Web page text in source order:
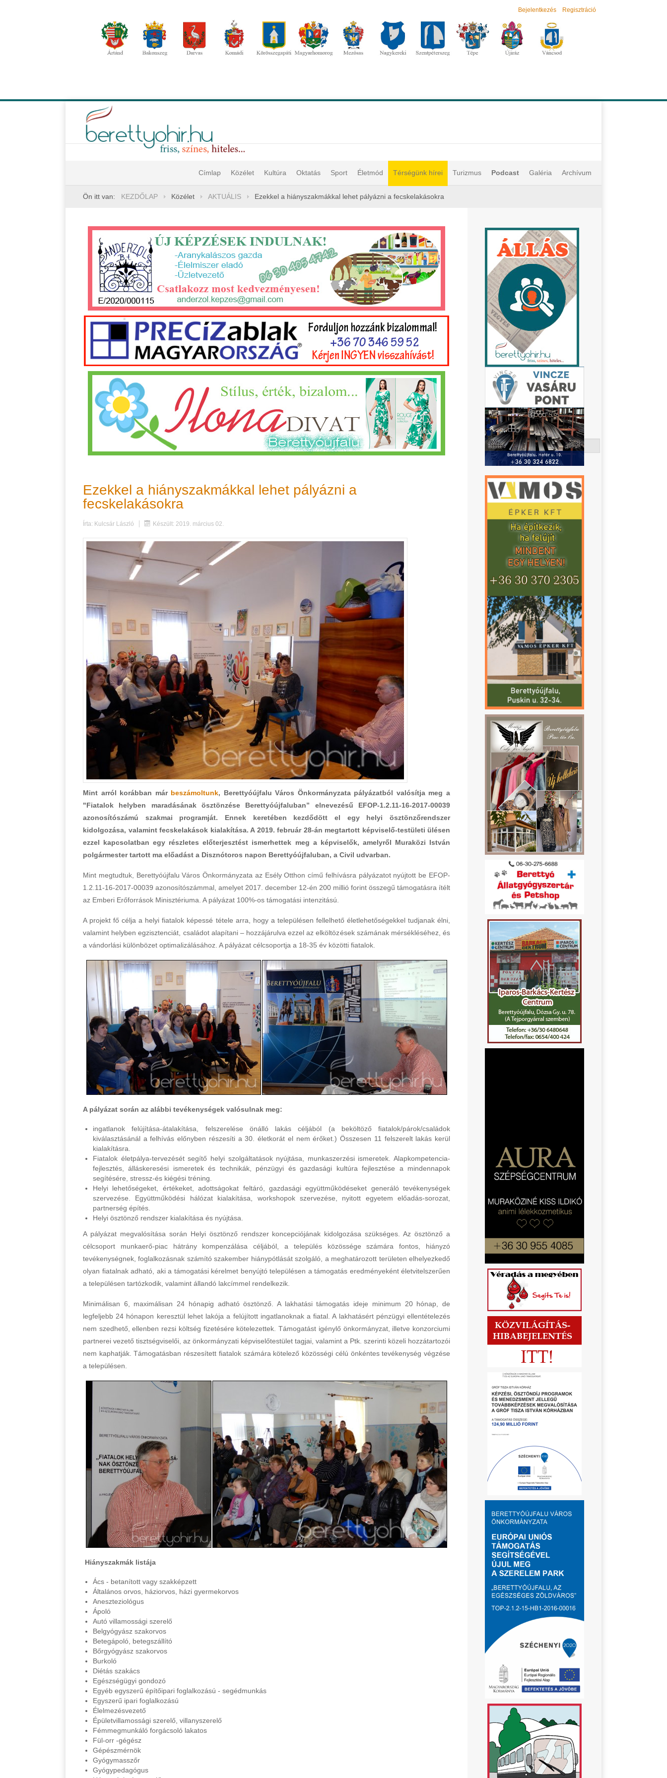
Bejelentkezés Regisztráció
Címlap Közélet Kultúra Oktatás Sport Életmód Térségünk hírei Turizmus Podcast Galéria Archívum
Ön itt van: KEZDŐLAP Közélet AKTUÁLIS Ezekkel a hiányszakmákkal lehet pályázni a fecskelakásokra
Keresés
Ezekkel a hiányszakmákkal lehet pályázni a
fecskelakásokra
Írta: Kulcsár László Készült: 2019. március 02.
Mint arról korábban már beszámoltunk, Berettyóújfalu Város Önkormányzata pályázatból valósítja meg a
"Fiatalok helyben maradásának ösztönzése Berettyóújfaluban” elnevezésű EFOP-1.2.11-16-2017-00039
azonosítószámú szakmai programját. Ennek keretében kezdődött el egy helyi ösztönzőrendszer
kidolgozása, valamint fecskelakások kialakítása. A 2019. február 28-án megtartott képviselő-testületi ülésen
ezzel kapcsolatban egy részletes előterjesztést ismerhettek meg a képviselők, amelyről Muraközi István
polgármester tartott ma előadást a Disznótoros napon Berettyóújfaluban, a Civil udvarban.
Mint megtudtuk, Berettyóújfalu Város Önkormányzata az Esély Otthon című felhívásra pályázatot nyújtott be EFOP-
1.2.11-16-2017-00039 azonosítószámmal, amelyet 2017. december 12-én 200 millió forint összegű támogatásra ítélt
az Emberi Erőforrások Minisztériuma. A pályázat 100%-os támogatási intenzitású.
A projekt fő célja a helyi fiatalok képessé tétele arra, hogy a településen fellelhető életlehetőségekkel tudjanak élni,
valamint helyben egzisztenciát, családot alapítani – hozzájárulva ezzel az elköltözések számának mérsékléséhez, és
a vándorlási különbözet optimalizálásához. A pályázat célcsoportja a 18-35 év közötti fiatalok.
A pályázat során az alábbi tevékenységek valósulnak meg:
ingatlanok felújítása-átalakítása, felszerelése önálló lakás céljából (a beköltöző fiatalok/párok/családok
kiválasztásánál a felhívás előnyben részesíti a 30. életkorát el nem érőket.) Összesen 11 felszerelt lakás kerül
kialakításra.
Fiatalok életpálya-tervezését segítő helyi szolgáltatások nyújtása, munkaszerzési ismeretek. Alapkompetencia-
fejlesztés, álláskeresési ismeretek és technikák, pénzügyi és gazdasági kultúra fejlesztése a mindennapok
segítésére, stressz-és kiégési tréning.
Helyi lehetőségeket, értékeket, adottságokat feltáró, gazdasági együttműködéseket generáló tevékenységek
szervezése. Együttműködési hálózat kialakítása, workshopok szervezése, nyitott egyetem előadás-sorozat,
partnerség építés.
Helyi ösztönző rendszer kialakítása és nyújtása.
A pályázat megvalósítása során Helyi ösztönző rendszer koncepciójának kidolgozása szükséges. Az ösztönző a
célcsoport munkaerő-piac hátrány kompenzálása céljából, a település közössége számára fontos, hiányzó
tevékenységnek, foglalkozásnak számító szakember hiánypótlását szolgáló, a meghatározott területen elhelyezkedő
olyan fiatalnak adható, aki a támogatási kérelmet benyújtó településen a támogatás eredményeként életvitelszerűen
a településen tartózkodik, valamint állandó lakcímmel rendelkezik.
Minimálisan 6, maximálisan 24 hónapig adható ösztönző. A lakhatási támogatás ideje minimum 20 hónap, de
legfeljebb 24 hónapon keresztül lehet lakója a felújított ingatlanoknak a fiatal. A lakhatásért pénzügyi ellentételezés
nem szedhető, ellenben rezsi költség fizetésére kötelezettek. Támogatást igénylő önkormányzat, illetve konzorciumi
partnerei vezető tisztségviselői, az önkormányzati képviselőtestület tagjai, valamint a Ptk. szerinti közeli hozzátartozói
nem kaphatják. Támogatásban részesített fiatalok számára kötelező közösségi célú önkéntes tevékenység végzése
a településen.
Hiányszakmák listája
Ács - betanított vagy szakképzett
Általános orvos, háziorvos, házi gyermekorvos
Aneszteziológus
Ápoló
Autó villamossági szerelő
Belgyógyász szakorvos
Betegápoló, betegszállító
Bőrgyógyász szakorvos
Burkoló
Diétás szakács
Egészségügyi gondozó
Egyéb egyszerű építőipari foglalkozású - segédmunkás
Egyszerű ipari foglalkozású
Élelmezésvezető
Épületvillamossági szerelő, villanyszerelő
Fémmegmunkáló forgácsoló lakatos
Fül-orr -gégész
Gépészmérnök
Gyógymasszőr
Gyógypedagógus